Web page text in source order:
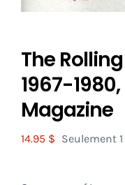
The
1967-
Magazine
14.95 $ Seulement